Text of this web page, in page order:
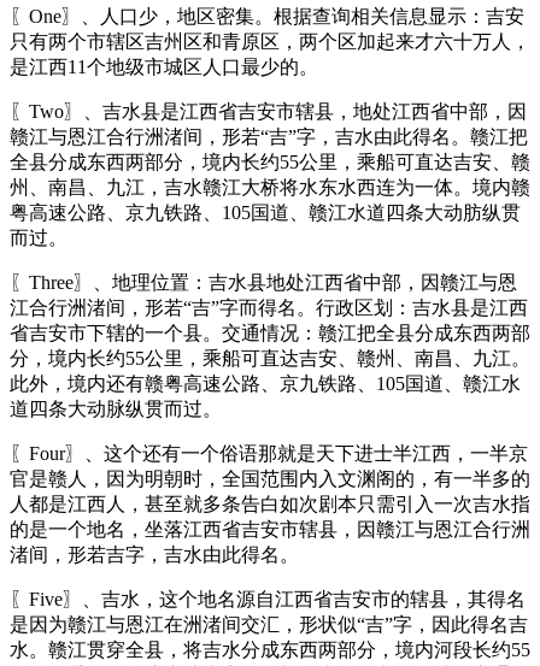
〖One〗、人口少，地区密集。根据查询相关信息显示：吉安
只有两个市辖区吉州区和青原区，两个区加起来才六十万人，
是江西11个地级市城区人口最少的。
〖Two〗、吉水县是江西省吉安市辖县，地处江西省中部，因
赣江与恩江合行洲渚间，形若“吉”字，吉水由此得名。赣江把
全县分成东西两部分，境内长约55公里，乘船可直达吉安、赣
州、南昌、九江，吉水赣江大桥将水东水西连为一体。境内赣
粤高速公路、京九铁路、105国道、赣江水道四条大动肪纵贯
而过。
〖Three〗、地理位置：吉水县地处江西省中部，因赣江与恩
江合行洲渚间，形若“吉”字而得名。行政区划：吉水县是江西
省吉安市下辖的一个县。交通情况：赣江把全县分成东西两部
分，境内长约55公里，乘船可直达吉安、赣州、南昌、九江。
此外，境内还有赣粤高速公路、京九铁路、105国道、赣江水
道四条大动脉纵贯而过。
〖Four〗、这个还有一个俗语那就是天下进士半江西，一半京
官是赣人，因为明朝时，全国范围内入文渊阁的，有一半多的
人都是江西人，甚至就多条告白如次剧本只需引入一次吉水指
的是一个地名，坐落江西省吉安市辖县，因赣江与恩江合行洲
渚间，形若吉字，吉水由此得名。
〖Five〗、吉水，这个地名源自江西省吉安市的辖县，其得名
是因为赣江与恩江在洲渚间交汇，形状似“吉”字，因此得名吉
水。赣江贯穿全县，将吉水分成东西两部分，境内河段长约55